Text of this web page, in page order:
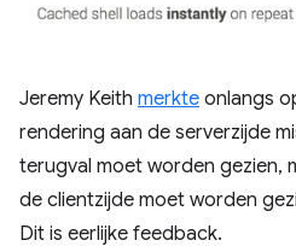
Jeremy Keith merkte onlangs
rendering aan de serverzijde
terugval moet worden gezien,
de clientzijde moet worden
Dit is eerlijke feedback.